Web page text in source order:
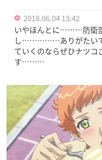
2018.06.04 13:42
いやほんとに………防衛
し……………ありがたい
ていくのならぜひナツコ
す………